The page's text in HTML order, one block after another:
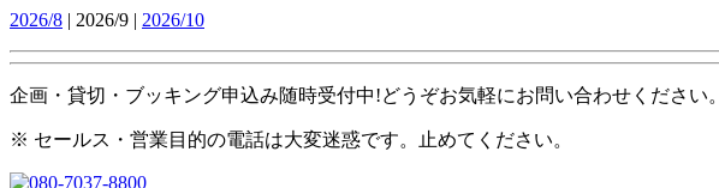
2026/8 | 2026/9 | 2026/10
企画・貸切・ブッキング申込み随時受付中!どうぞお気軽にお問い合わせください。
※ セールス・営業目的の電話は大変迷惑です。止めてください。